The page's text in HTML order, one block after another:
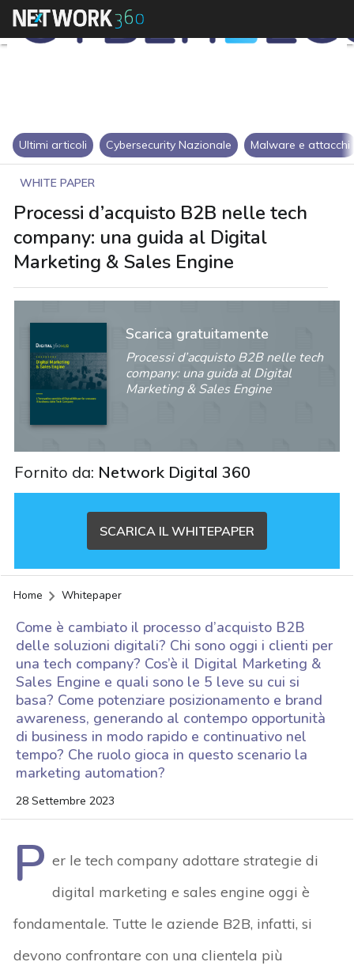
Ultimi articoli Cybersecurity Nazionale Malware e attacchi
WHITE PAPER
Processi d’acquisto B2B nelle tech
company: una guida al Digital
Marketing & Sales Engine
Scarica gratuitamente
Processi d’acquisto B2B nelle tech
company: una guida al Digital
Marketing & Sales Engine
Fornito da: Network Digital 360
SCARICA IL WHITEPAPER
Home Whitepaper
Come è cambiato il processo d’acquisto B2B
delle soluzioni digitali? Chi sono oggi i clienti per
una tech company? Cos’è il Digital Marketing &
Sales Engine e quali sono le 5 leve su cui si
basa? Come potenziare posizionamento e brand
awareness, generando al contempo opportunità
di business in modo rapido e continuativo nel
tempo? Che ruolo gioca in questo scenario la
marketing automation?
28 Settembre 2023
P er le tech company adottare strategie di
digital marketing e sales engine oggi è
fondamentale. Tutte le aziende B2B, infatti, si
devono confrontare con una clientela più